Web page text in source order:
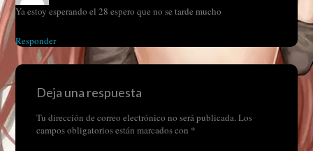
Ya estoy esperando el 28 espero que no se tarde mucho
Responder
Deja una respuesta
Tu dirección de correo electrónico no será publicada.Los
campos obligatorios están marcados con *